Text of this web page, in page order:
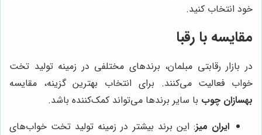
خود انتخاب کنید.
مقایسه با رقبا
در بازار رقابتی مبلمان، برندهای مختلفی در زمینه تولید تخت
خواب فعالیت می‌کنند. برای انتخاب بهترین گزینه، مقایسه
بهسازان چوب با سایر برندها می‌تواند کمک‌کننده باشد.
ایران میز: این برند بیشتر در زمینه تولید تخت خواب‌های